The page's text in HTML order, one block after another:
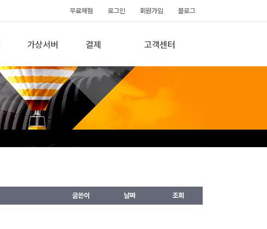
무료체험 로그인 회원가입 블로그
가상서버 결제 고객센터
글쓴이 날짜 조회